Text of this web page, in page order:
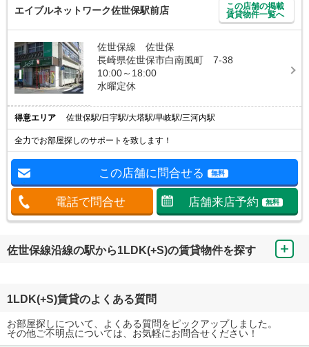
エイブルネットワーク佐世保駅前店
この店舗の掲載
賃貸物件一覧へ
佐世保線 佐世保
長崎県佐世保市白南風町 7-38
10:00～18:00
水曜定休
得意エリア 佐世保駅/日宇駅/大塔駅/早岐駅/三河内駅
全力でお部屋探しのサポートを致します！
この店舗に問合せる 無料
電話で問合せ 店舗来店予約 無料
佐世保線沿線の駅から1LDK(+S)の賃貸物件を探す
1LDK(+S)賃貸のよくある質問
お部屋探しについて、よくある質問をピックアップしました。
その他ご不明点については、お気軽にお問合せください！